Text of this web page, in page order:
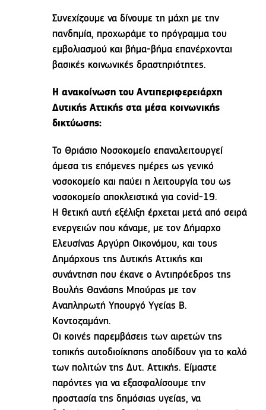
Συνεχίζουμε να δίνουμε τη μάχη με την
πανδημία, προχωράμε το πρόγραμμα του
εμβολιασμού και βήμα-βήμα επανέρχονται
βασικές κοινωνικές δραστηριότητες.
Η ανακοίνωση του Αντιπεριφερειάρχη
Δυτικής Αττικής στα μέσα κοινωνικής
δικτύωσης:
Το Θριάσιο Νοσοκομείο επαναλειτουργεί
άμεσα τις επόμενες ημέρες ως γενικό
νοσοκομείο και παύει η λειτουργία του ως
νοσοκομείο αποκλειστικά για covid-19.
Η θετική αυτή εξέλιξη έρχεται μετά από σειρά
ενεργειών που κάναμε, με τον Δήμαρχο
Ελευσίνας Αργύρη Οικονόμου, και τους
Δημάρχους της Δυτικής Αττικής και
συνάντηση που έκανε ο Αντιπρόεδρος της
Βουλής Θανάσης Μπούρας με τον
Αναπληρωτή Υπουργό Υγείας Β.
Κοντοζαμάνη.
Οι κοινές παρεμβάσεις των αιρετών της
τοπικής αυτοδιοίκησης αποδίδουν για το καλό
των πολιτών της Δυτ. Αττικής. Είμαστε
παρόντες για να εξασφαλίσουμε την
προστασία της δημόσιας υγείας, να